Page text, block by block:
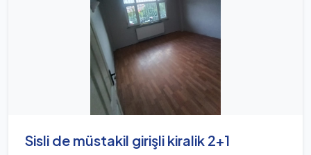
Sisli de müstakil girişli kiralik 2+1